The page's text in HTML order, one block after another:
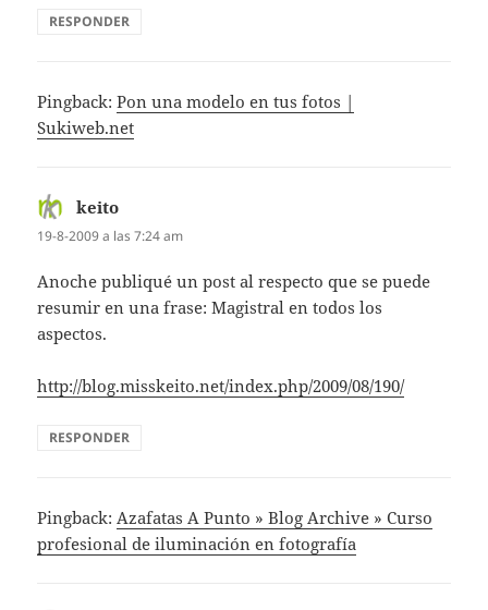
RESPONDER
Pingback:Pon una modelo en tus fotos |
Sukiweb.net
keito
19-8-2009 a las 7:24 am
Anoche publiqué un post al respecto que se puede
resumir en una frase: Magistral en todos los
aspectos.
http://blog.misskeito.net/index.php/2009/08/190/
RESPONDER
Pingback: Azafatas A Punto » Blog Archive » Curso
profesional de iluminación en fotografía